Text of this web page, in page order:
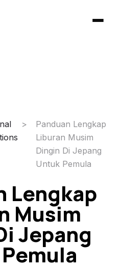
Panduan Lengkap
Liburan Musim
Dingin Di Jepang
Untuk Pemula
Lengkap
Musim
Jepang